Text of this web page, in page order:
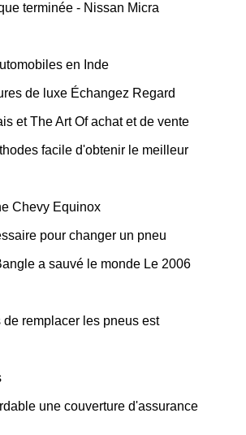
terminée - Nissan Micra
en Inde
de luxe Échangez Regard
et The Art Of achat et de vente
facile d'obtenir le meilleur
Chevy Equinox
pour changer un pneu
a sauvé le monde Le 2006
remplacer les pneus est
une couverture d'assurance